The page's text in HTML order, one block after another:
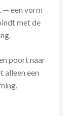
— een vorm
met de
poort naar
alleen een